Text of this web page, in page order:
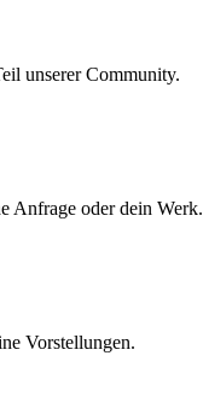
unserer Community.
Anfrage oder dein Werk.
Vorstellungen.